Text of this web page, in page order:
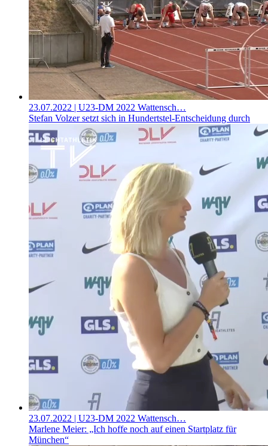
23.07.2022 | U23-DM 2022 Wattensch…
Stefan Volzer setzt sich in Hundertstel-Entscheidung durch
23.07.2022 | U23-DM 2022 Wattensch…
Marlene Meier: „Ich hoffe noch auf einen Startplatz für
München“